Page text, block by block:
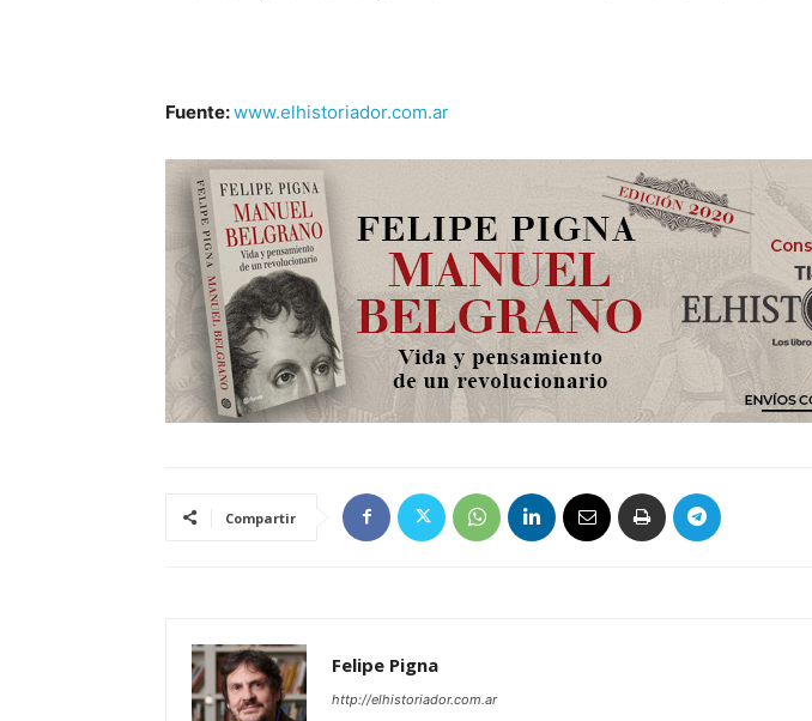
Fuente:www.elhistoriador.com.ar
Compartir
Felipe Pigna
http://elhistoriador.com.ar